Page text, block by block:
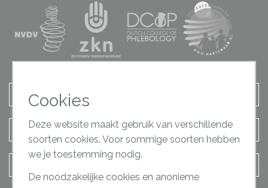
Afspraak maken
Terugbel verzoek
Cookies
Deze website maakt gebruik van verschillende
soorten cookies. Voor sommige soorten hebben
we je toestemming nodig.
De noodzakelijke cookies en anonieme